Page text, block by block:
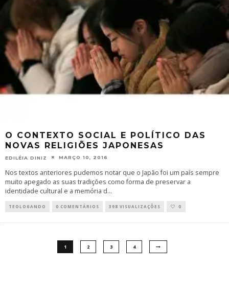
O CONTEXTO SOCIAL E POLÍTICO DAS
NOVAS RELIGIÕES JAPONESAS
EDILÉIA DINIZ MARÇO 10, 2016
Nos textos anteriores pudemos notar que o Japão foi um país sempre
muito apegado as suas tradições como forma de preservar a
identidade cultural e a memória d...
TEOLOGANDO 0 COMENTÁRIOS 398 VISUALIZAÇÕES 0
1 2 3 4